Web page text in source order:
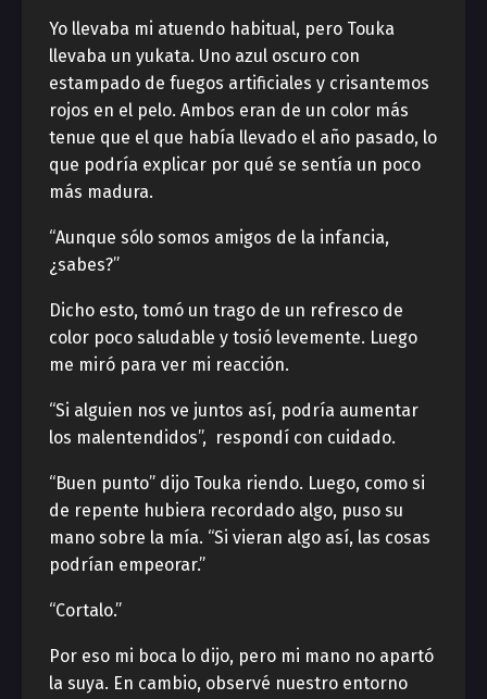
Yo llevaba mi atuendo habitual, pero Touka
llevaba un yukata. Uno azul oscuro con
estampado de fuegos artificiales y crisantemos
rojos en el pelo. Ambos eran de un color más
tenue que el que había llevado el año pasado, lo
que podría explicar por qué se sentía un poco
más madura.
“Aunque sólo somos amigos de la infancia,
¿sabes?”
Dicho esto, tomó un trago de un refresco de
color poco saludable y tosió levemente. Luego
me miró para ver mi reacción.
“Si alguien nos ve juntos así, podría aumentar
los malentendidos”, respondí con cuidado.
“Buen punto” dijo Touka riendo. Luego, como si
de repente hubiera recordado algo, puso su
mano sobre la mía. “Si vieran algo así, las cosas
podrían empeorar.”
“Cortalo.”
Por eso mi boca lo dijo, pero mi mano no apartó
la suya. En cambio, observé nuestro entorno